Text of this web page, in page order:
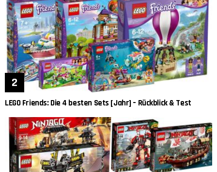
LEGO Friends: Die 4 besten Sets [Jahr] – Rückblick & Test